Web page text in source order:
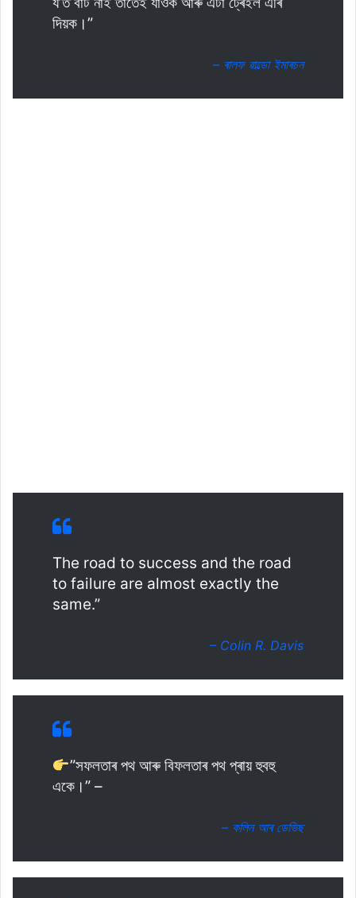
দিয়ক।”
– ৰালফ ৱাল্ডো ইমাৰচন
The road to success and the road
to failure are almost exactly the
same.”
– Colin R. Davis
”সফলতাৰ পথ আৰু বিফলতাৰ পথ প্ৰায় হুবহু
একে।” –
– কলিন আৰ ডেভিছ